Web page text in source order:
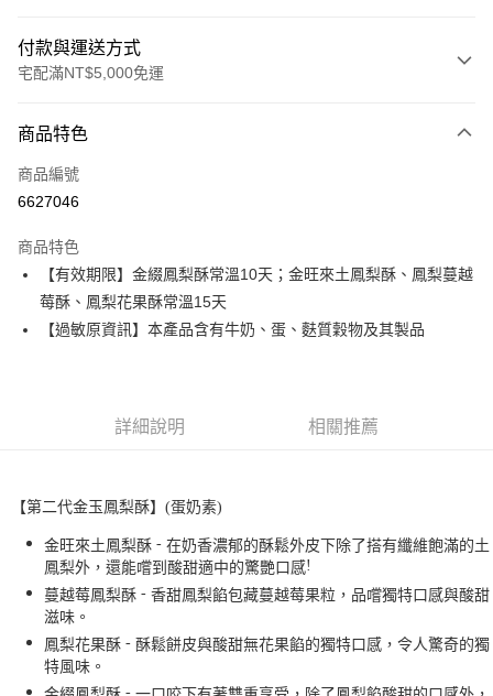
付款與運送方式
宅配滿NT$5,000免運
信用卡一次付款
Apple Pay
運送方式
商品特色
商品編號
6627046
商品特色
【有效期限】金綴鳳梨酥常溫10天；金旺來土鳳梨酥、鳳梨蔓越
莓酥、鳳梨花果酥常溫15天
【過敏原資訊】本產品含有牛奶、蛋、麩質穀物及其製品
詳細說明 相關推薦
【第二代金玉鳳梨酥】(蛋奶素)
金旺來土鳳梨酥 - 在奶香濃郁的酥鬆外皮下除了搭有纖維飽滿的土
鳳梨外，還能嚐到酸甜適中的驚艷口感!
蔓越莓鳳梨酥 - 香甜鳳梨餡包藏蔓越莓果粒，品嚐獨特口感與酸甜
滋味。
鳳梨花果酥 - 酥鬆餅皮與酸甜無花果餡的獨特口感，令人驚奇的獨
特風味。
-